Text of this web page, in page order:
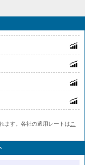
ます。各社の適用レートはこ